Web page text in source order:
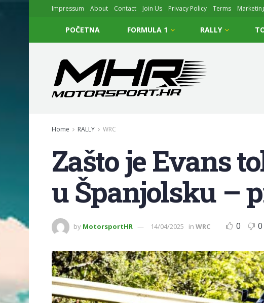
Impressum About Contact Join Us Privacy Policy Terms
POČETNA FORMULA 1 RALLY
Home RALLY WRC
Zašto je Evans
u Španjolsku –
by MotorsportHR 14/04/2025 in WRC 0 0